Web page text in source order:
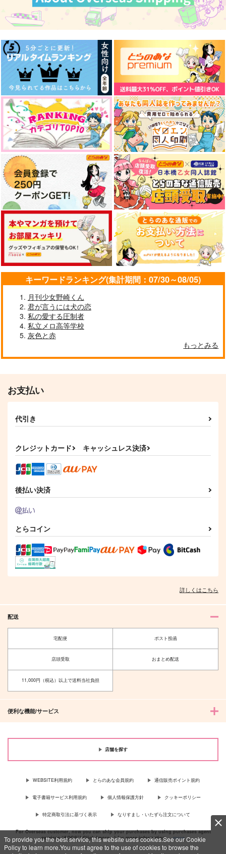
To provide you the best service, this website uses cookies.See our Cookie
Policy to learn more.You must agree to the use of cookies to browse the
黒糖書房
1,430円（税込）
五条悟×夏油傑
サンプル
作品詳細
黒糖書房
1,430円（税込）
五条悟×夏油傑
サンプル
作品詳細
uninhabited island
（税込）
サンプル
作品詳細
A LOVESONG
こいもや
2,672円（税込）
五条悟×夏油傑
サンプル
作品詳細
追懐くゆる
黒糖書房
1,430円 （税込）
五条悟×夏油傑
サンプル
作品詳細
MN5 no. 572
かつぢ
1,800円（税込）
五条悟×夏油傑
サンプル
作品詳細
白む空の端から
1,150 円（税込）
五条悟×夏油傑
サンプル
作品詳細
1,430円（税込）
五条悟×夏油傑
おもち！
五条悟×夏油傑
サンプル
作品詳細
今日も今日とて振り回
haconiwa101
夏油傑×五条悟
サンプル
夏油のもの。
藍紀行
専売 472円（税込）
呪術廻戦
夏油傑×五条悟
サンプル
カート
contrast
もぎもぎの森
専売 472 （税込）
呪術廻戦
五条悟×夏油傑×五条悟
サンプル
カート
キーワードランキング(集計期間：07/30～08/05)
月刊少女野崎くん
君が言うには犬の恋
私の愛する圧制者
私立メロ高等学校
灰色と赤
もっとみる
お支払い
代引き
クレジットカード キャッシュレス決済
後払い決済
とらコイン
詳しくはこちら
配送
宅配便 ポスト投函
店頭受取 おまとめ配送
11,000円（税込）以上で送料当社負担
便利な機能/サービス
店舗を探す
WEBSITE利用規約 とらのあな会員規約 通信販売ポイント規約
電子書籍サービス利用規約 個人情報保護方針 クッキーポリシー
特定商取引法に基づく表示 なりすまし・いたずら注文について
For Overseas customer, now you can ship your purchases by using purchases agent
services “AOCS”! Click {more…} for more information …more